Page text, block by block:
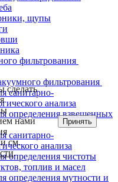
щупы
фильтрования
фильтрования
санитарно-
анализа
определения взвешенных
санитарно-
анализа
определения чистоты
топлив и масел
определения мутности и
сделать
нами
см.
.
Принять